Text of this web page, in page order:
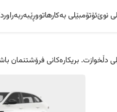
نوێئۆتۆمبێلی بەکارهاتووڕێبەر
دڵخوازت. بریکارەکانی